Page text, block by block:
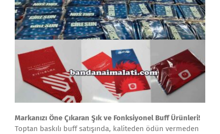
Markanızı Öne Çıkaran Şık ve Fonksiyonel Buff Ürünleri!
Toptan baskılı buff satışında, kaliteden ödün vermeden